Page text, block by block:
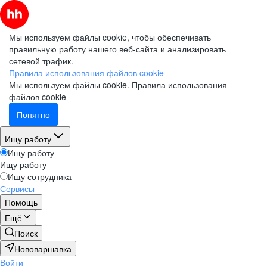
Мы используем файлы cookie, чтобы обеспечивать
правильную работу нашего веб-сайта и анализировать
сетевой трафик.
Правила использования файлов cookie
Мы используем файлы cookie. Правила использования
файлов cookie
Понятно
Ищу работу
Ищу работу
Ищу работу
Ищу сотрудника
Сервисы
Помощь
Ещё
Поиск
Нововаршавка
Войти